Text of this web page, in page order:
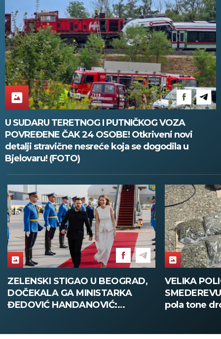
U SUDARU TERETNOG I PUTNIČKOG VOZA
POVREĐENE ČAK 24 OSOBE! Otkriveni novi
detalji stravične nesreće koja se dogodila u
Bjelovaru! (FOTO)
ZELENSKI STIGAO U BEOGRAD,
DOČEKALA GA MINISTARKA
ĐEDOVIĆ HANDANOVIĆ:
VELIKA
pola tone